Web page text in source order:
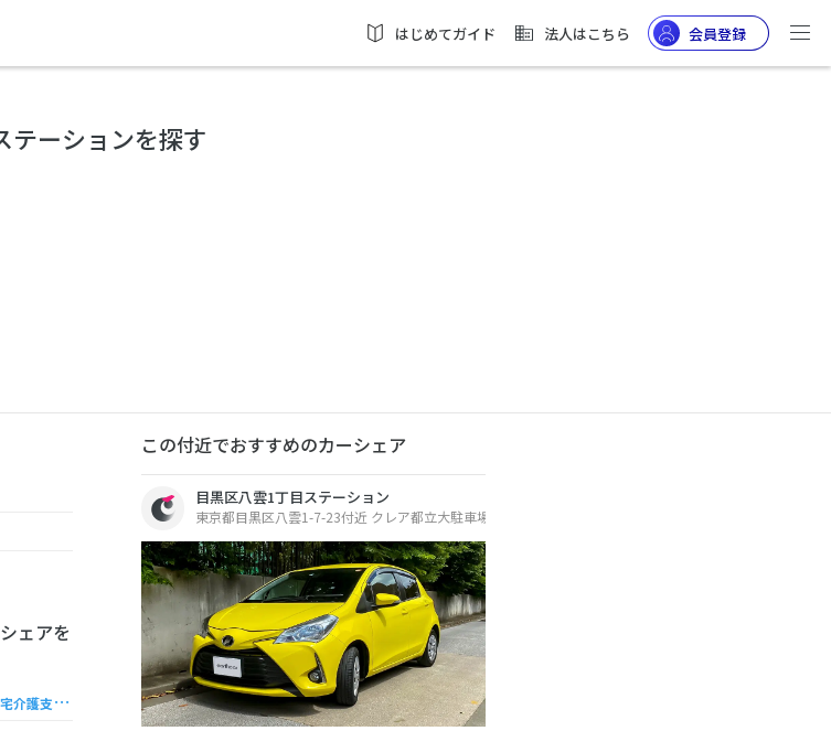
はじめてガイド 法人はこちら 会員登録
テーションを探す
ェアを
世
田谷区玉川在宅介護支援センター
この付近でおすすめのカーシェア
目黒区八雲1丁目ステーション
東京都目黒区八雲1-7-23付近 クレア都立大駐車場